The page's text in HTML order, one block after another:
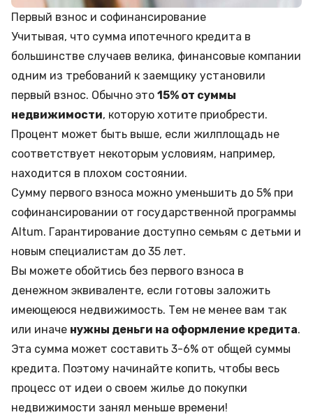
Первый взнос и софинансирование
Учитывая, что сумма ипотечного кредита в
большинстве случаев велика, финансовые компании
одним из требований к заемщику установили
первый взнос. Обычно это 15% от суммы
недвижимости, которую хотите приобрести.
Процент может быть выше, если жилплощадь не
соответствует некоторым условиям, например,
находится в плохом состоянии.
Сумму первого взноса можно уменьшить до 5% при
софинансировании от государственной программы
Altum. Гарантирование доступно семьям с детьми и
новым специалистам до 35 лет.
Вы можете обойтись без первого взноса в
денежном эквиваленте, если готовы заложить
имеющеюся недвижимость. Тем не менее вам так
или иначе нужны деньги на оформление кредита.
Эта сумма может составить 3-6% от общей суммы
кредита. Поэтому начинайте копить, чтобы весь
процесс от идеи о своем жилье до покупки
недвижимости занял меньше времени!